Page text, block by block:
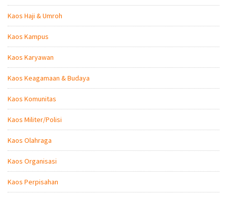
Kaos Haji & Umroh
Kaos Kampus
Kaos Karyawan
Kaos Keagamaan & Budaya
Kaos Komunitas
Kaos Militer/Polisi
Kaos Olahraga
Kaos Organisasi
Kaos Perpisahan